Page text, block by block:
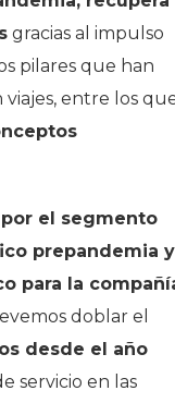
gracias al impulso
pilares que han
entre los
el segmento
prepandemia y
para la
doblar el
desde el año
servicio en las